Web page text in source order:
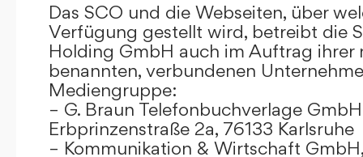
Das SCO und die Webseiten, über
Verfügung gestellt wird, betreibt die
Holding GmbH auch im Auftrag ihrer
benannten, verbundenen
Mediengruppe:
– G. Braun Telefonbuchverlage GmbH
Erbprinzenstraße 2a, 76133 Karlsruhe
– Kommunikation & Wirtschaft